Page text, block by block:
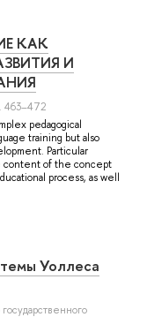
КАК
И
pedagogical
training but also
Particular
content of the concept
process, as well
Уоллеса